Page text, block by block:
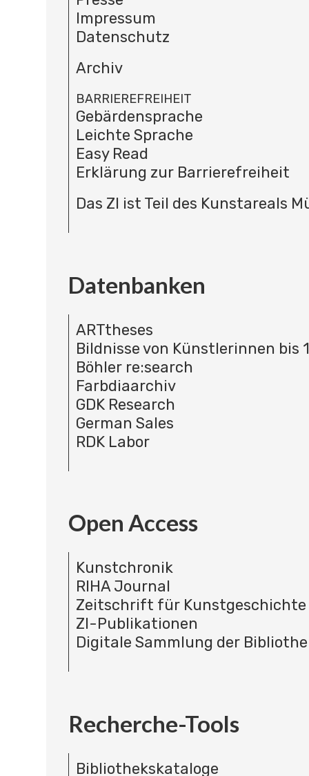
Impressum
Datenschutz
Archiv
BARRIEREFREIHEIT
Gebärdensprache
Leichte Sprache
Easy Read
Erklärung zur Barrierefreiheit
Das ZI ist Teil des Kunstareals
Datenbanken
ARTtheses
Bildnisse von Künstlerinnen bis
Böhler re:search
Farbdiaarchiv
GDK Research
German Sales
RDK Labor
Open Access
Kunstchronik
RIHA Journal
Zeitschrift für Kunstgeschichte
ZI-Publikationen
Digitale Sammlung der
Recherche-Tools
Bibliothekskataloge